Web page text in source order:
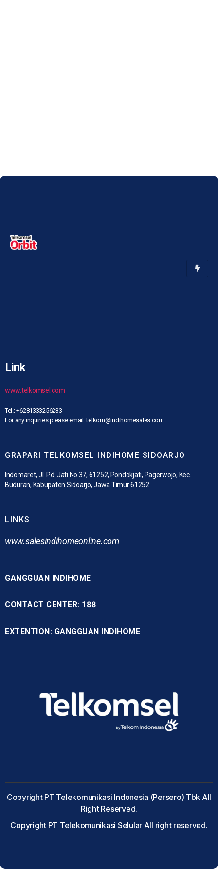
Link
www.telkomsel.com
Tel.: +6281333256233
For any inquiries please email: telkom@indihomesales.com
GRAPARI TELKOMSEL INDIHOME SIDOARJO
Indomaret, Jl. Pd. Jati No.37, 61252, Pondokjati, Pagerwojo, Kec.
Buduran, Kabupaten Sidoarjo, Jawa Timur 61252
LINKS
www.salesindihomeonline.com
GANGGUAN INDIHOME
CONTACT CENTER: 188
EXTENTION: GANGGUAN INDIHOME
Copyright PT Telekomunikasi Indonesia (Persero) Tbk All
Right Reserved.
Copyright PT Telekomunikasi Selular All right reserved.